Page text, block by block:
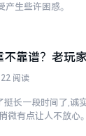
生些许困惑。
靠谱？老玩
22 阅读
长一段时间了,诚
微有点让人不放心